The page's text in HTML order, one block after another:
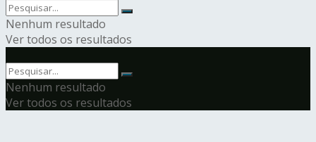
Nenhum resultado
Ver todos os resultados
Nenhum resultado
Ver todos os resultados